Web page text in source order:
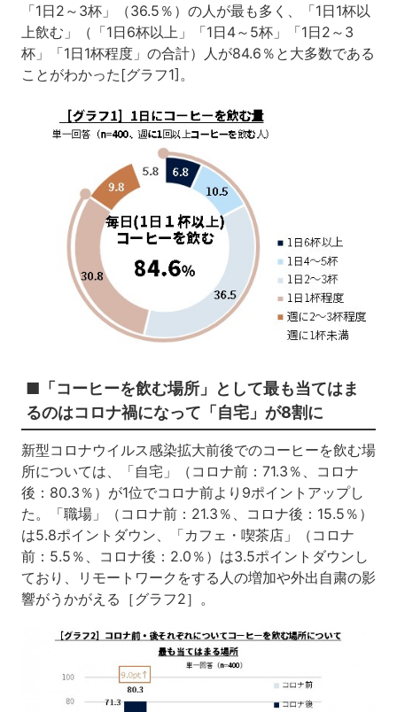
「1日2～3杯」（36.5％）の人が最も多く、「1日1杯以
上飲む」（「1日6杯以上」「1日4～5杯」「1日2～3
杯」「1日1杯程度」の合計）人が84.6％と大多数である
ことがわかった[グラフ1]。
■「コーヒーを飲む場所」として最も当てはま
るのはコロナ禍になって「自宅」が8割に
新型コロナウイルス感染拡大前後でのコーヒーを飲む場
所については、「自宅」（コロナ前：71.3％、コロナ
後：80.3％）が1位でコロナ前より9ポイントアップし
た。「職場」（コロナ前：21.3％、コロナ後：15.5％）
は5.8ポイントダウン、「カフェ・喫茶店」（コロナ
前：5.5％、コロナ後：2.0％）は3.5ポイントダウンし
ており、リモートワークをする人の増加や外出自粛の影
響がうかがえる［グラフ2］。